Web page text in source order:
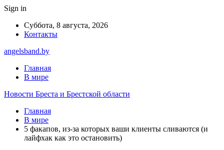
Sign in
Суббота, 8 августа, 2026
Контакты
angelsband.by
Главная
В мире
Новости Бреста и Брестской области
Главная
В мире
5 факапов, из-за которых ваши клиенты сливаются (и
лайфхак как это остановить)